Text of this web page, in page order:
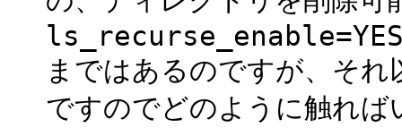
まではあるのですが、そ
ですのでどのように触れ